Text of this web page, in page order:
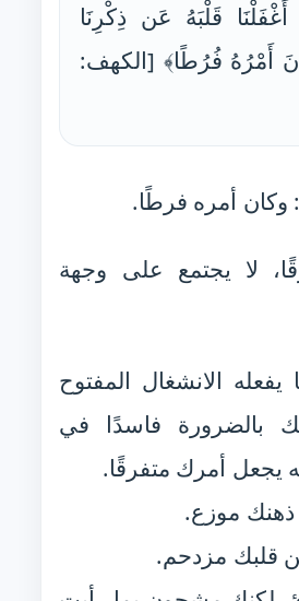
قَلْبَهُ عَن ذِكْرِنَا
أَمْرُهُ فُرُطًا﴾ [الكهف:
أمره فرطًا.
لا يجتمع على وجهة
الانشغال المفتوح
بالضرورة فاسدًا في
يجعل أمرك متفرقًا.
ذهنك موزع.
قلبك مزدحم.